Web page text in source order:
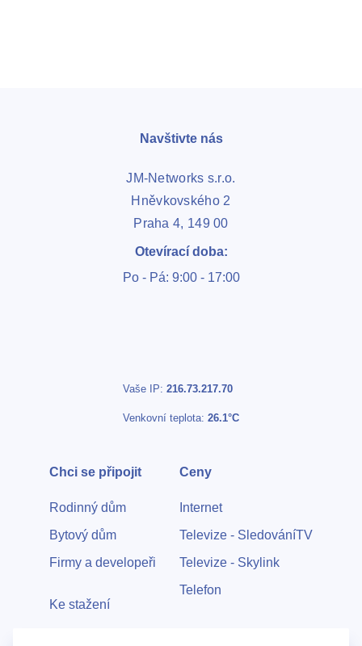
Vaše IP: 216.73.217.70
Venkovní teplota: 26.1°C
Navštivte nás
JM-Networks s.r.o.
Hněvkovského 2
Praha 4, 149 00
Otevírací doba:
Po - Pá: 9:00 - 17:00
Chci se připojit
Rodinný dům
Bytový dům
Firmy a developeři
Ke stažení
Ceny
Internet
Televize - SledováníTV
Televize - Skylink
Telefon